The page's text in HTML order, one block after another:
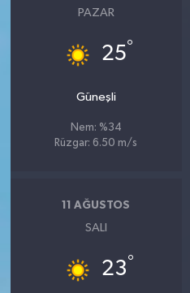
PAZAR
25°
Güneşli
Nem: %34
Rüzgar: 6.50 m/s
11 AĞUSTOS
SALI
23°